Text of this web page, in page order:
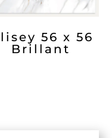
56 x 56
Brillant